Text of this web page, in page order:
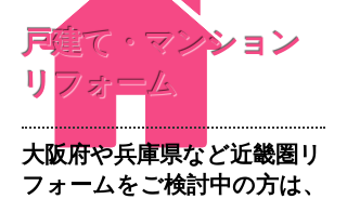
大阪府や兵庫県など近畿圏リ
フォームをご検討中の方は、
戸建て・マンション
リフォーム